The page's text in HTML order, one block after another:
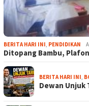
BERITA HARI INI, PENDIDIKAN
Ditopang Bambu,
BERITA HARI INI,
Dewan Unjuk